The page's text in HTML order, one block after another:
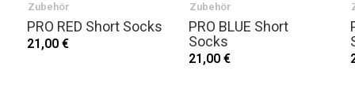
Zubehör
PRO RED Short Socks
21,00 €
Zubehör
PRO BLUE Short
Socks
21,00 €